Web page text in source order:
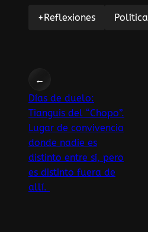
+Reflexiones Política
←
Días de duelo:
Tianguis del “Chopo”.
Lugar de convivencia
donde nadie es
distinto entre sí, pero
es distinto fuera de
allí.